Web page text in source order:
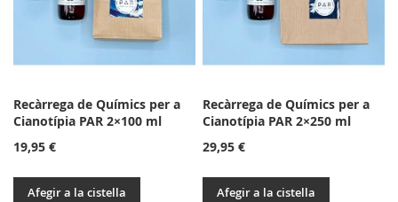
Recàrrega de Químics per a
Cianotípia PAR 2×100 ml
19,95 €
Afegir a la cistella
Recàrrega de Químics per a
Cianotípia PAR 2×250 ml
29,95 €
Afegir a la cistella